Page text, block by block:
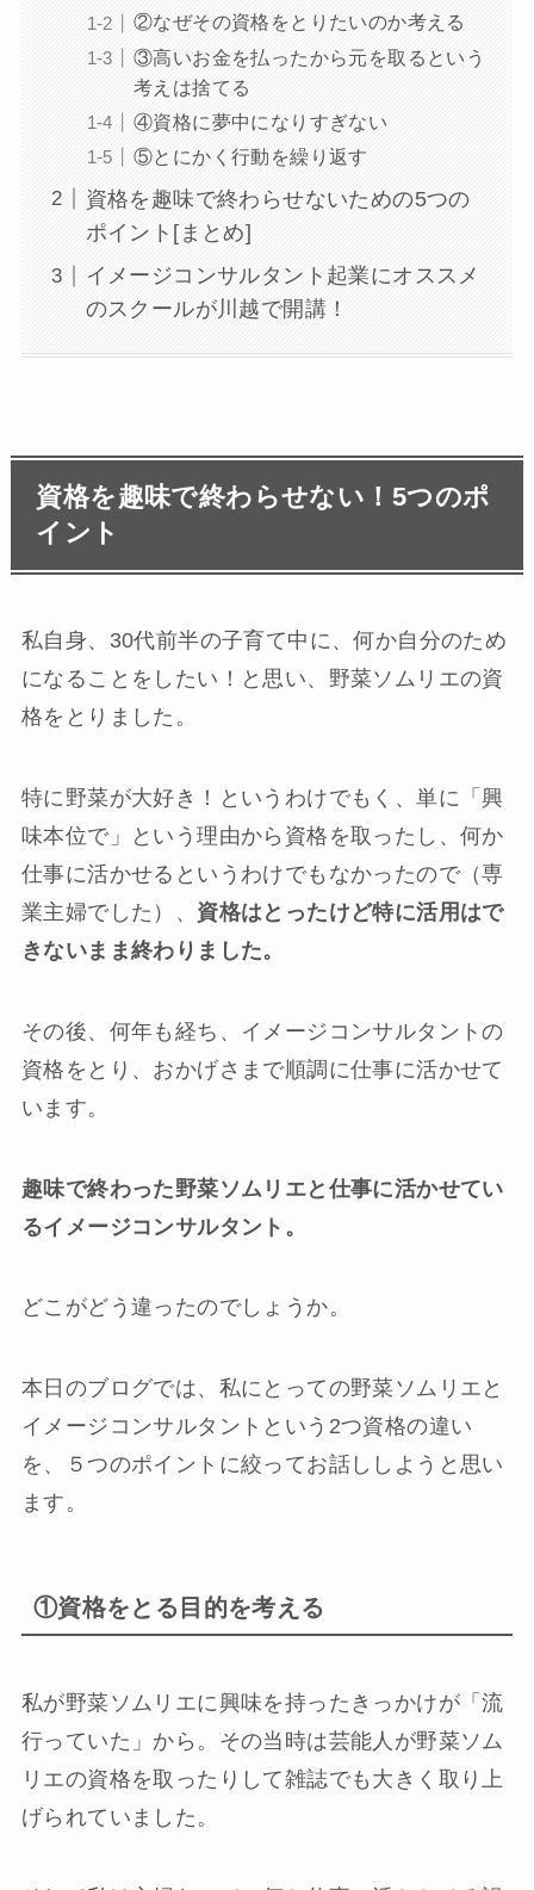
②なぜその資格をとりたいのか考える
③高いお金を払ったから元を取るという
考えは捨てる
④資格に夢中になりすぎない
⑤とにかく行動を繰り返す
資格を趣味で終わらせないための5つの
ポイント[まとめ]
イメージコンサルタント起業にオススメ
のスクールが川越で開講！
資格を趣味で終わらせない！5つのポ
イント
私自身、30代前半の子育て中に、何か自分のため
になることをしたい！と思い、野菜ソムリエの資
格をとりました。
特に野菜が大好き！というわけでもく、単に「興
味本位で」という理由から資格を取ったし、何か
仕事に活かせるというわけでもなかったので（専
業主婦でした）、 資格はとったけど特に活用はで
きないまま終わりました。
その後、何年も経ち、イメージコンサルタントの
資格をとり、おかげさまで順調に仕事に活かせて
います。
趣味で終わった野菜ソムリエと仕事に活かせてい
るイメージコンサルタント。
どこがどう違ったのでしょうか。
本日のブログでは、私にとっての野菜ソムリエと
イメージコンサルタントという2つ資格の違い
を、５つのポイントに絞ってお話ししようと思い
ます。
①資格をとる目的を考える
私が野菜ソムリエに興味を持ったきっかけが「流
行っていた」から。その当時は芸能人が野菜ソム
リエの資格を取ったりして雑誌でも大きく取り上
げられていました。